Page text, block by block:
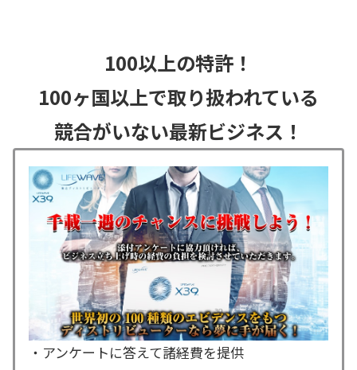
100以上の特許！
100ヶ国以上で取り扱われている
競合がいない最新ビジネス！
・アンケートに答えて諸経費を提供